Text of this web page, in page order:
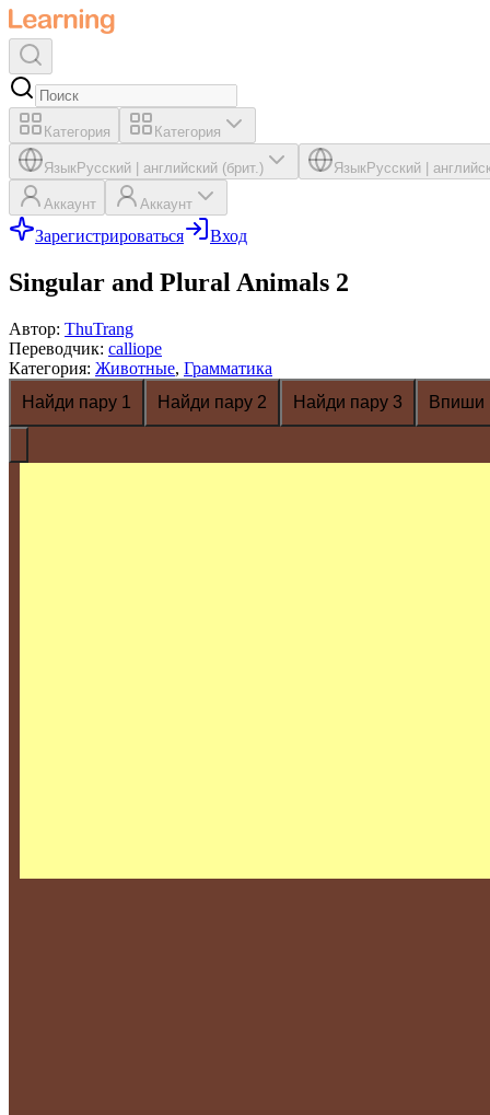
Категория Категория
ЯзыкРусский английский (брит.) ЯзыкРусский
Аккаунт Аккаунт
Зарегистрироваться Вход
Singular and Plural Animals 2
Автор: ThuTrang
Переводчик: calliope
Категория: Животные, Грамматика
Найди пару 1
Найди пару 2 Найди пару 3 Впиши